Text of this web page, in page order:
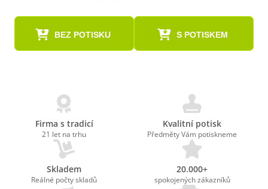
BEZ POTISKU S POTISKEM
Firma s tradicí
21 let na trhu
Kvalitní potisk
Předměty Vám potiskneme
Skladem
Reálné počty skladů
20.000+
spokojených zákazníků